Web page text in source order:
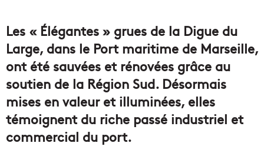
Les « Élégantes » grues de la Digue du
Large, dans le Port maritime de Marseille,
ont été sauvées et rénovées grâce au
soutien de la Région Sud. Désormais
mises en valeur et illuminées, elles
témoignent du riche passé industriel et
commercial du port.